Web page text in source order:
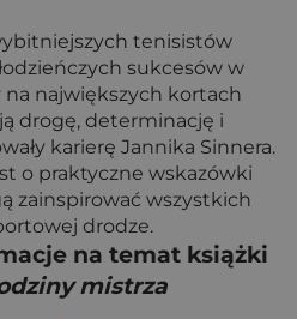
tenisistów
sukcesów w
największych kortach
drogę, determinację i
karierę Jannika Sinnera.
o praktyczne wskazówki
zainspirować wszystkich
drodze.
na temat książki
mistrza